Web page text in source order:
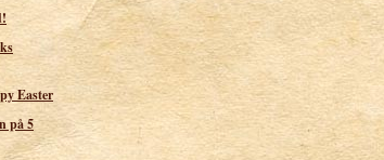
Easter
på 5